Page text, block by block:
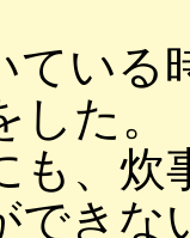
ている
した。
も、炊
できな